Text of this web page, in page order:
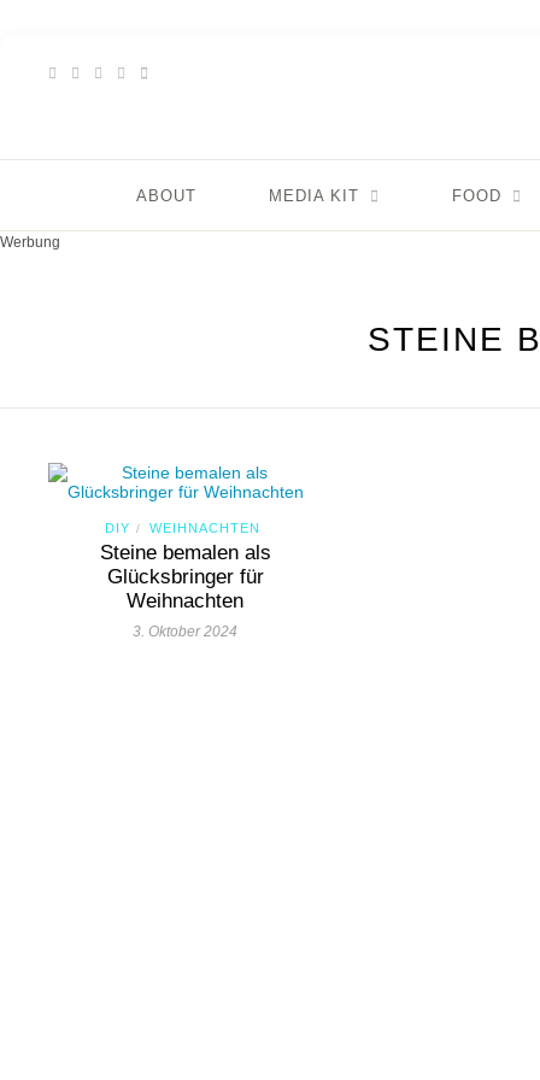
ABOUT MEDIA KIT FOOD
Werbung
STEINE
DIY / WEIHNACHTEN
Steine bemalen als
Glücksbringer für
Weihnachten
3. Oktober 2024